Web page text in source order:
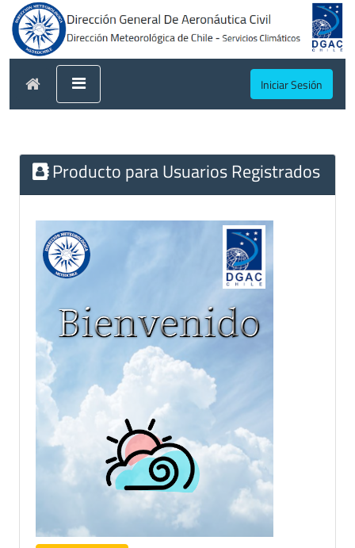
Iniciar Sesión
Producto para Usuarios Registrados